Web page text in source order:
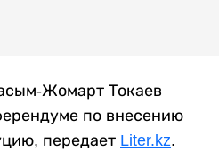
Жомарт Токаев
по внесению
передает Liter.kz.